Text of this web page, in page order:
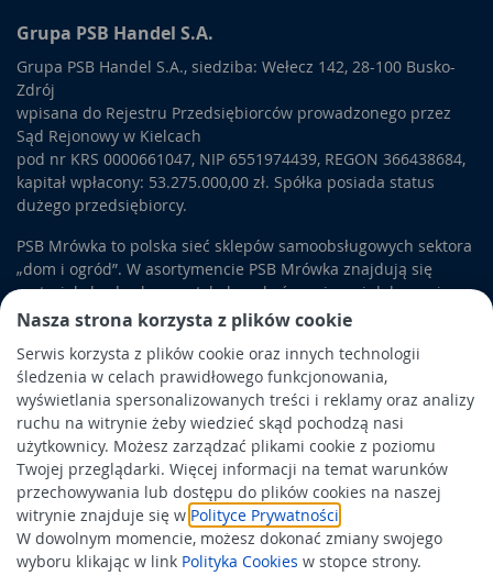
Nasza strona korzysta z plików cookie
Serwis korzysta z plików cookie oraz innych technologii
śledzenia w celach prawidłowego funkcjonowania,
wyświetlania spersonalizowanych treści i reklamy oraz analizy
ruchu na witrynie żeby wiedzieć skąd pochodzą nasi
użytkownicy. Możesz zarządzać plikami cookie z poziomu
Twojej przeglądarki. Więcej informacji na temat warunków
przechowywania lub dostępu do plików cookies na naszej
witrynie znajduje się w Polityce Prywatności
W dowolnym momencie, możesz dokonać zmiany swojego
wyboru klikając w link Polityka Cookies w stopce strony.
Grupa PSB Handel S.A.
Grupa PSB Handel S.A., siedziba: Wełecz 142, 28-100 Busko-
Zdrój
wpisana do Rejestru Przedsiębiorców prowadzonego przez
Sąd Rejonowy w Kielcach
pod nr KRS 0000661047, NIP 6551974439, REGON 366438684,
kapitał wpłacony: 53.275.000,00 zł. Spółka posiada status
dużego przedsiębiorcy.
PSB Mrówka to polska sieć sklepów samoobsługowych sektora
„dom i ogród”. W asortymencie PSB Mrówka znajdują się
materiały budowlane, artykuły wykończeniowe i dekoracyjne,
wyposażenie łazienek i kuchni, elektronarzędzia, a także
artykuły związane z ogrodem i otoczeniem domu.
Obowiązek informacyjny
Polityka prywatności
Polityka Cookies
Odbiór zużytego sprzętu
Wspierają nas: